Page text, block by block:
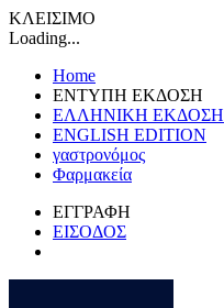
ΚΛΕΙΣΙΜΟ
Loading...
Home
ΕΝΤΥΠΗ ΕΚΔΟΣΗ
ΕΛΛΗΝΙΚΗ ΕΚΔΟΣΗ
ENGLISH EDITION
γαστρονόμος
Φαρμακεία
ΕΓΓΡΑΦΗ
ΕΙΣΟΔΟΣ